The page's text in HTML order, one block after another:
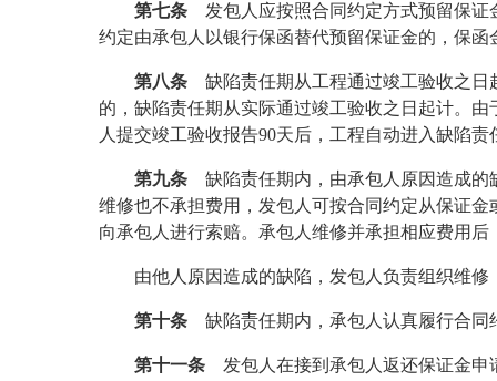
第七条发包人应按照合同约定方式预留保证
约定由承包人以银行保函替代预留保证金的，保
第八条缺陷责任期从工程通过竣工验收之日
的，缺陷责任期从实际通过竣工验收之日起计。
人提交竣工验收报告90天后，工程自动进入缺陷责
第九条缺陷责任期内，由承包人原因造成的
维修也不承担费用，发包人可按合同约定从保证
向承包人进行索赔。承包人维修并承担相应费用
由他人原因造成的缺陷，发包人负责组织维
第十条缺陷责任期内，承包人认真履行合同
第十一条发包人在接到承包人返还保证金申